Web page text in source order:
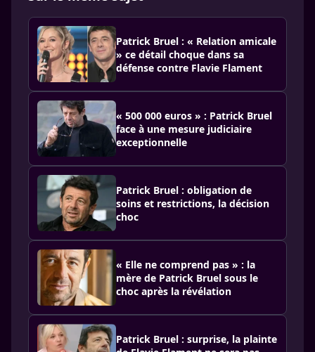
Patrick Bruel : « Relation amicale
» ce détail choque dans sa
défense contre Flavie Flament
« 500 000 euros » : Patrick Bruel
face à une mesure judiciaire
exceptionnelle
Patrick Bruel : obligation de
soins et restrictions, la décision
choc
« Elle ne comprend pas » : la
mère de Patrick Bruel sous le
choc après la révélation
Patrick Bruel : surprise, la plainte